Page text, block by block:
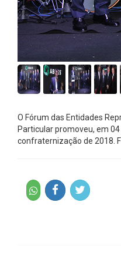
O Fórum das Entidades
Particular promoveu, em
confraternização de 2018.